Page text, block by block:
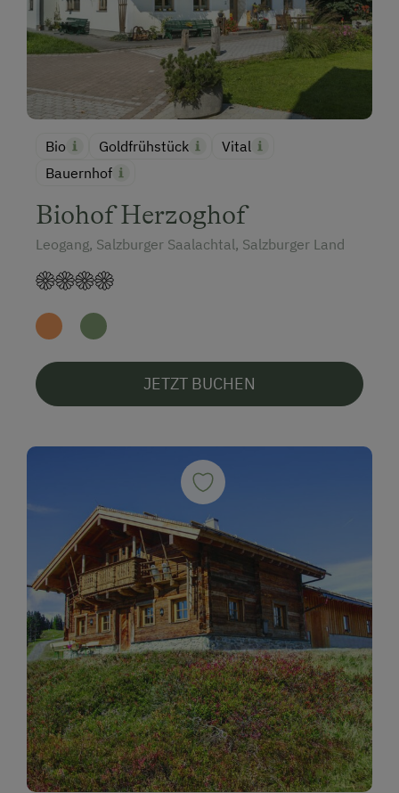
Bio Goldfrühstück
Vital
Bauernhof
Biohof Herzoghof
Leogang, Salzburger Saalachtal, Salzburger Land
JETZT BUCHEN